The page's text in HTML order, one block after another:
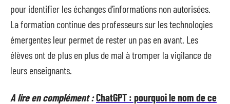
pour identifier les échanges d’informations non autorisées.
La formation continue des professeurs sur les technologies
émergentes leur permet de rester un pas en avant. Les
élèves ont de plus en plus de mal à tromper la vigilance de
leurs enseignants.
A lire en complément :ChatGPT : pourquoi le nom de ce